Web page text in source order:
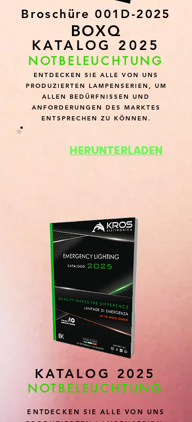
Broschüre 001D-2025
BOXQ
KATALOG 2025
NOTBELEUCHTUNG
ENTDECKEN SIE ALLE VON UNS
PRODUZIERTEN LAMPENSERIEN, UM
ALLEN BEDÜRFNISSEN UND
ANFORDERUNGEN DES MARKTES
ENTSPRECHEN ZU KÖNNEN.
HERUNTERLADEN
KATALOG 2025
NOTBELEUCHTUNG
ENTDECKEN SIE ALLE VON UNS